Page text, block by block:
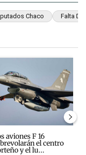
Chaco Falta De
comentarios en los
listo para 'atajar'
de tendencia con
aviones F 16
el centro
y el lu...